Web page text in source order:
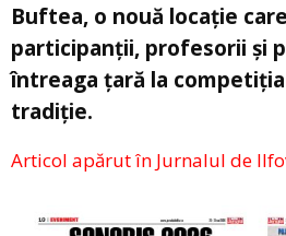
Buftea, o nouă locație
participanții, profesorii și
întreaga țară la
tradiție.
Articol apărut în Jurnalul de